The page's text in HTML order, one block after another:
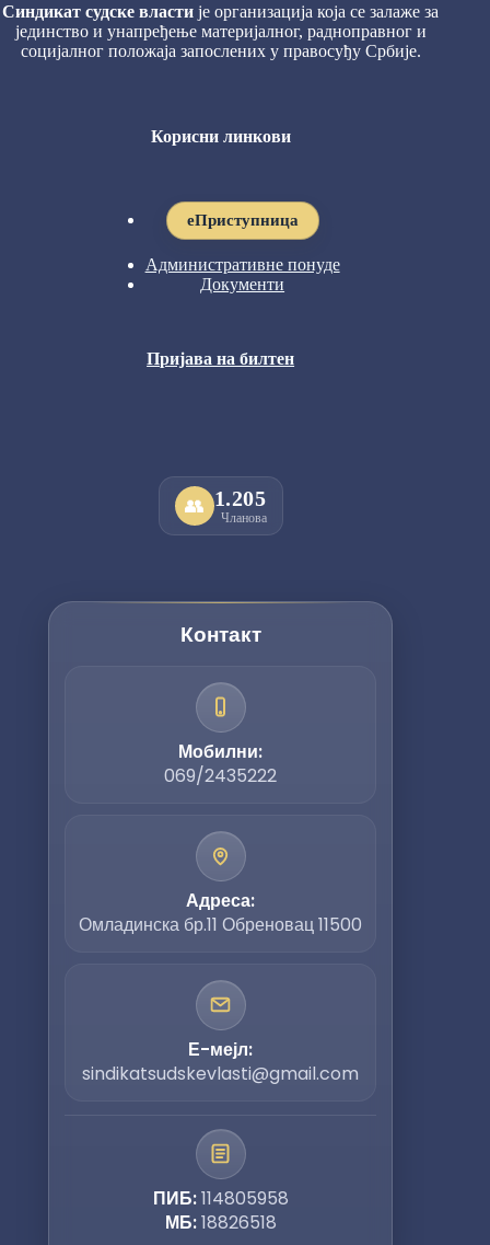
Синдикат судске власти је организација која се залаже за
јединство и унапређење материјалног, радноправног и
социјалног положаја запослених у правосуђу Србије.
Корисни линкови
eПриступница
Административне понуде
Документи
Пријава на билтен
👥 1.205
Чланова
Контакт
Мобилни:
069/2435222
Адреса:
Омладинска бр.11 Обреновац 11500
Е-мејл:
sindikatsudskevlasti@gmail.com
ПИБ:114805958
МБ:18826518